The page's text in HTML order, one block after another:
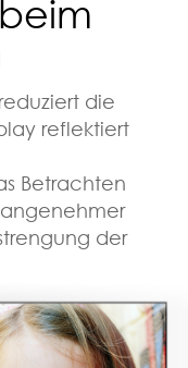
die
reflektiert
Betrachten
angenehmer
der